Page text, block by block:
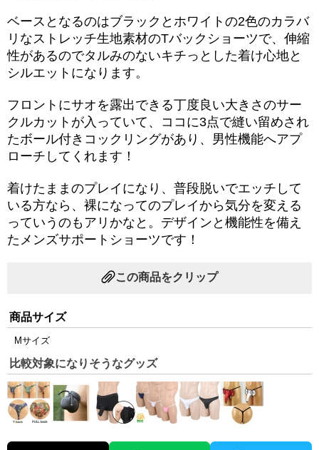
ベースとなるのはブラックとホワイトの2色のカラバ
リなストレッチ生地素材のTバックショーツで、伸縮
性があるのでタルみのないキチっとした着け心地と
シルエットになります。
フロントにサオを露出できる丁度良い大きさのサー
クルカットが入っていて、ココに3点で縫い留めされ
たボール付きコックリングがあり、男性機能へアプ
ローチしてくれます！
着けたままのプレイになり、普段脱いでエッチして
いる方なら、裸になってのプレイから気分を変える
っていうのもアリかなと。デザインと機能性を備え
たメンズサポートショーツです！
この商品をクリップ
商品サイズ
Mサイズ
比較対象になりそうなグッズ